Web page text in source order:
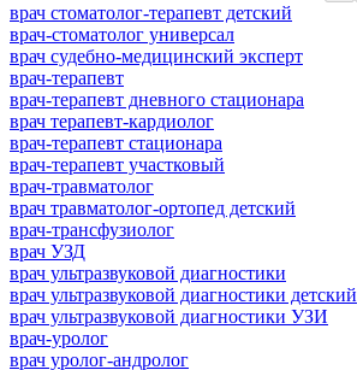
врач стоматолог-терапевт детский
врач-стоматолог универсал
врач судебно-медицинский эксперт
врач-терапевт
врач-терапевт дневного стационара
врач терапевт-кардиолог
врач-терапевт стационара
врач-терапевт участковый
врач-травматолог
врач травматолог-ортопед детский
врач-трансфузиолог
врач УЗД
врач ультразвуковой диагностики
врач ультразвуковой диагностики детский
врач ультразвуковой диагностики УЗИ
врач-уролог
врач уролог-андролог